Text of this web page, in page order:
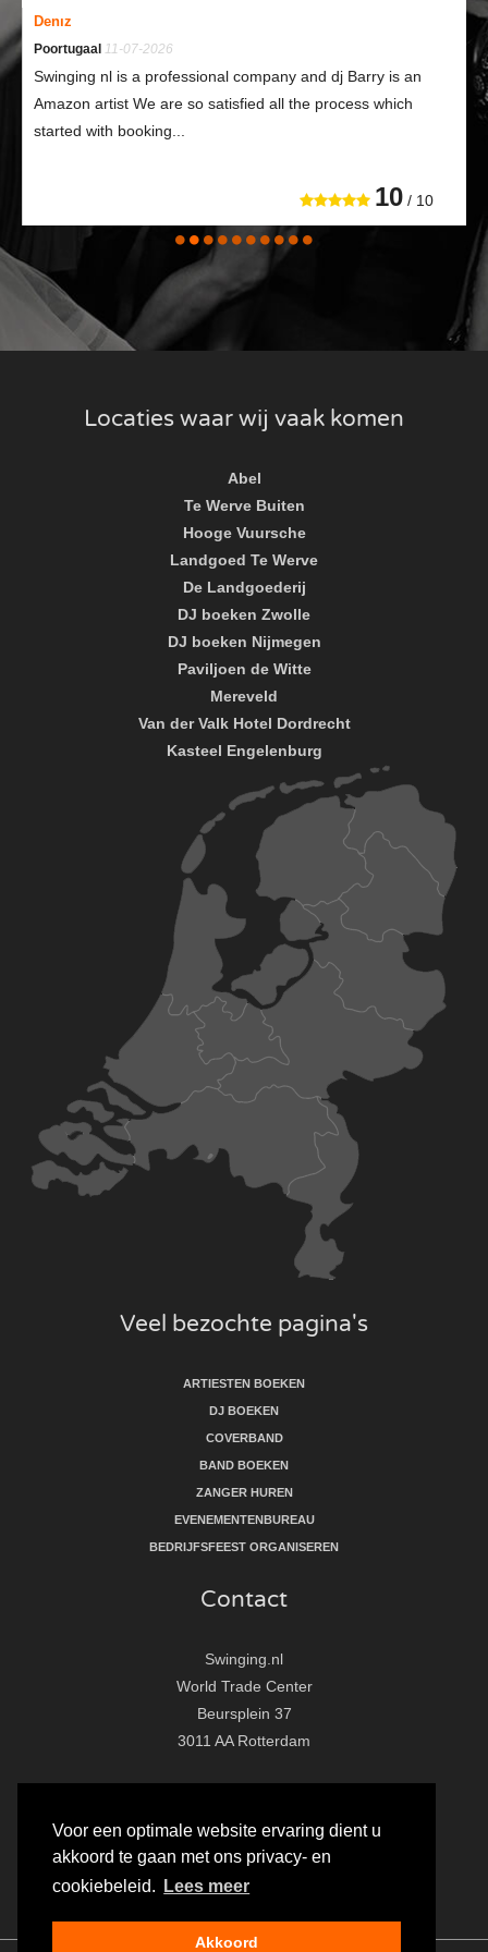
Voor een optimale website ervaring dient u
akkoord te gaan met ons privacy- en
cookiebeleid.
Lees meer
Akkoord
tot aan de spuitbussen voor de graffiti
We nemen het gedoe van de organisatie uit
handen, zodat jij je kunt concentreren op
plezier en laat onze workshops naar jou
komen! Maak vandaag nog een afspraak en
verheug je op een onvergetelijke workshop
Denız
Poortugaal 11-07-2026
Swinging nl is a professional company and dj Barry is an
Amazon artist We are so satisfied all the process which
started with booking...
10 / 10
Locaties waar wij vaak komen
Abel
Te Werve Buiten
Hooge Vuursche
Landgoed Te Werve
De Landgoederij
DJ boeken Zwolle
DJ boeken Nijmegen
Paviljoen de Witte
Mereveld
Van der Valk Hotel Dordrecht
Kasteel Engelenburg
Veel bezochte pagina's
ARTIESTEN BOEKEN
DJ BOEKEN
COVERBAND
BAND BOEKEN
ZANGER HUREN
EVENEMENTENBUREAU
BEDRIJFSFEEST ORGANISEREN
Contact
Swinging.nl
World Trade Center
Beursplein 37
3011 AA Rotterdam
E:
info@swinging.nl
F
a
c
I
n
s
o